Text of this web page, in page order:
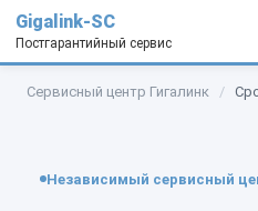
Gigalink-SC
Постгарантийный сервис
Сервисный центр Гигалинк /
Независимый сервисный